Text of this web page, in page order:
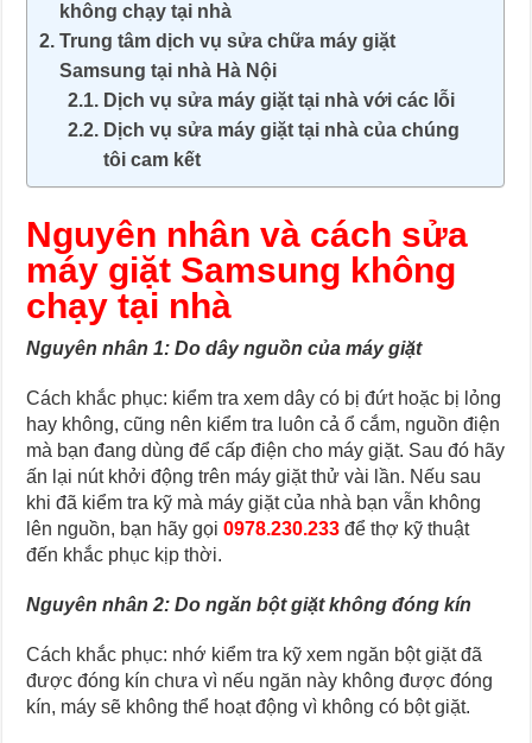
không chạy tại nhà
Trung tâm dịch vụ sửa chữa máy giặt
Samsung tại nhà Hà Nội
Dịch vụ sửa máy giặt tại nhà với các lỗi
Dịch vụ sửa máy giặt tại nhà của chúng
tôi cam kết
Nguyên nhân và cách sửa
máy giặt Samsung không
chạy tại nhà
Nguyên nhân 1: Do dây nguồn của máy giặt
Cách khắc phục: kiểm tra xem dây có bị đứt hoặc bị lỏng
hay không, cũng nên kiểm tra luôn cả ổ cắm, nguồn điện
mà bạn đang dùng để cấp điện cho máy giặt. Sau đó hãy
ấn lại nút khởi động trên máy giặt thử vài lần. Nếu sau
khi đã kiểm tra kỹ mà máy giặt của nhà bạn vẫn không
lên nguồn, bạn hãy gọi0978.230.233 để thợ kỹ thuật
đến khắc phục kịp thời.
Nguyên nhân 2: Do ngăn bột giặt không đóng kín
Cách khắc phục: nhớ kiểm tra kỹ xem ngăn bột giặt đã
được đóng kín chưa vì nếu ngăn này không được đóng
kín, máy sẽ không thể hoạt động vì không có bột giặt.